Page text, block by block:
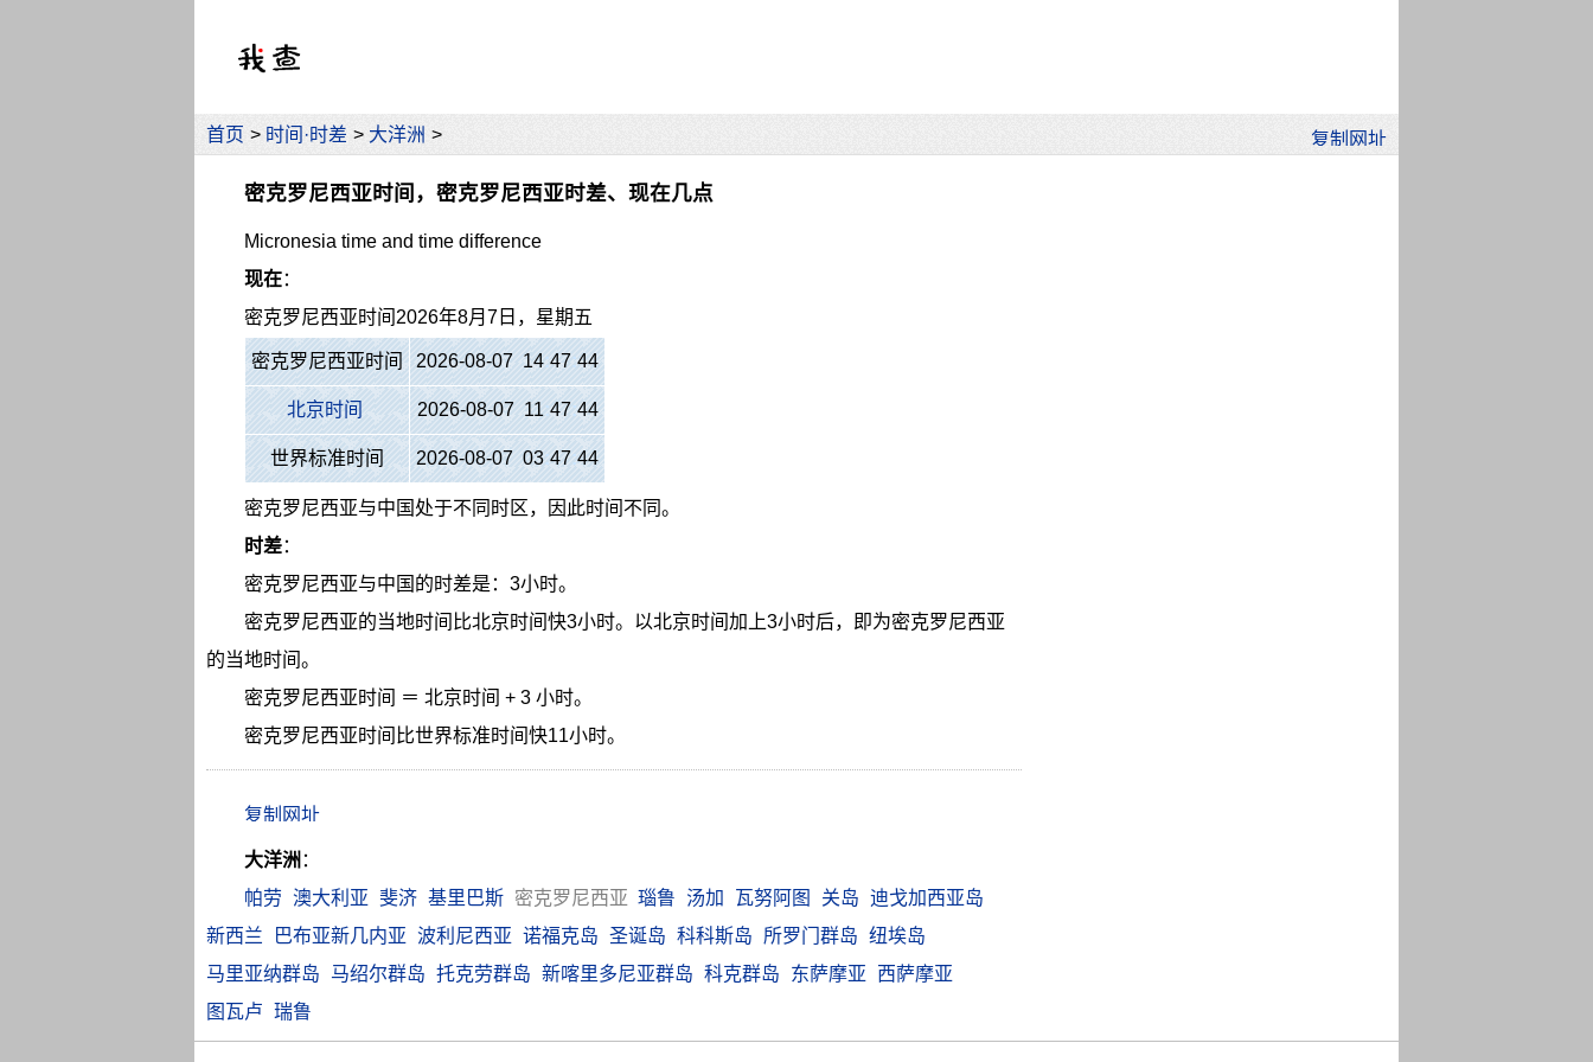
首页 > 时间·时差 > 大洋洲 >
密克罗尼西亚时间，密克罗尼西亚时差、现在几点
Micronesia time and time difference
现在：
密克罗尼西亚时间 2026年8月7日，星期五
密克罗尼西亚时间 2026-08-07 14 47 45
北京时间 2026-08-07 11 47 45
世界标准时间 2026-08-07 03 47 45
密克罗尼西亚与中国处于不同时区，因此时间不同。
时差：
密克罗尼西亚与中国的时差是：3小时。
密克罗尼西亚的当地时间比北京时间快3小时。以北京时间加上3小时后，即为密克罗尼西亚
的当地时间。
密克罗尼西亚时间 ＝ 北京时间 + 3 小时。
密克罗尼西亚时间比世界标准时间快11小时。
大洋洲 ：
帕劳 澳大利亚 斐济 基里巴斯 密克罗尼西亚 瑙鲁 汤加 瓦努阿图 关岛 迪戈加西亚岛
新西兰
巴布亚新几内亚 波利尼西亚 诺福克岛 圣诞岛 科科斯岛 所罗门群岛 纽埃岛
马里亚纳群岛
马绍尔群岛 托克劳群岛 新喀里多尼亚群岛 科克群岛 东萨摩亚
西萨摩亚
图瓦卢 瑞鲁